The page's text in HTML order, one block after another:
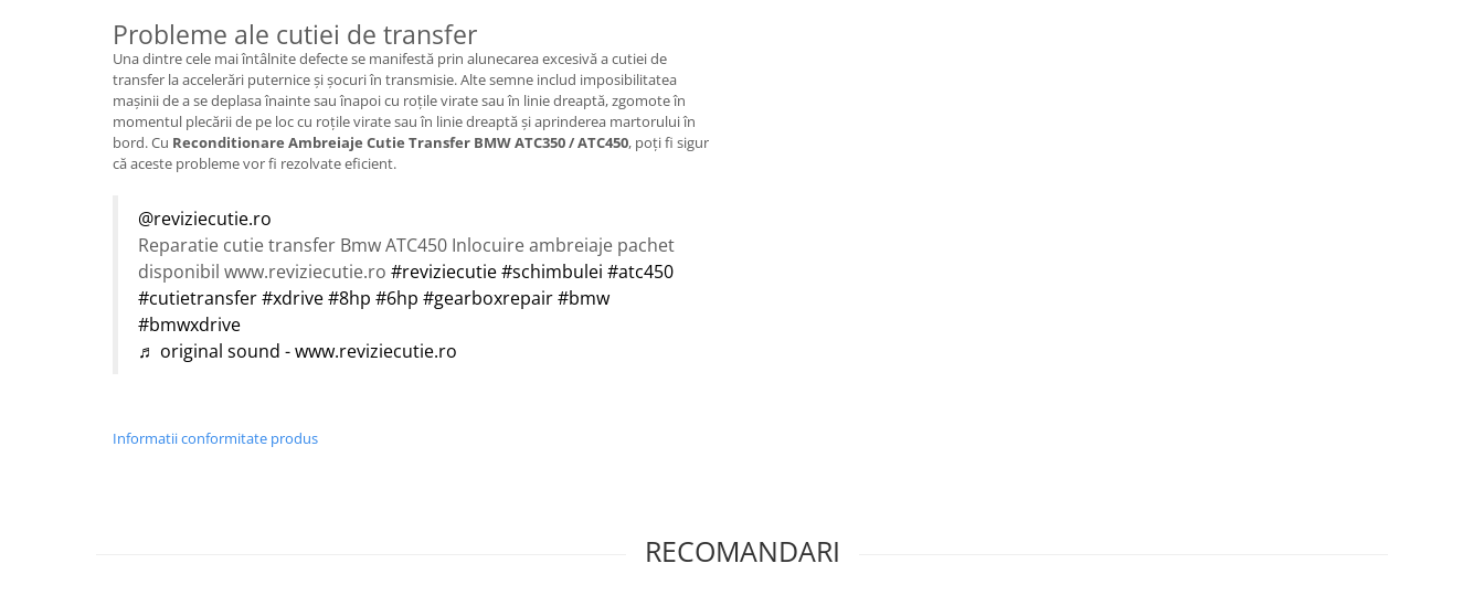
Probleme ale cutiei de transfer
Una dintre cele mai întâlnite defecte se manifestă prin alunecarea excesivă a cutiei de
transfer la accelerări puternice și șocuri în transmisie. Alte semne includ imposibilitatea
mașinii de a se deplasa înainte sau înapoi cu roțile virate sau în linie dreaptă, zgomote în
momentul plecării de pe loc cu roțile virate sau în linie dreaptă și aprinderea martorului în
bord. Cu Reconditionare Ambreiaje Cutie Transfer BMW ATC350 / ATC450, poți fi sigur
că aceste probleme vor fi rezolvate eficient.
@reviziecutie.ro
Reparatie cutie transfer Bmw ATC450 Inlocuire ambreiaje pachet
disponibil www.reviziecutie.ro #reviziecutie#schimbulei #atc450
#cutietransfer#xdrive#8hp #6hp #gearboxrepair#bmw
#bmwxdrive
♬ original sound - www.reviziecutie.ro
Informatii conformitate produs
RECOMANDARI